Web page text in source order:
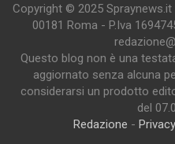
Copyright © 2025
00181 Roma - P.Iva
Questo blog non è una
aggiornato senza alcuna
considerarsi un prodotto
del
Redazione -